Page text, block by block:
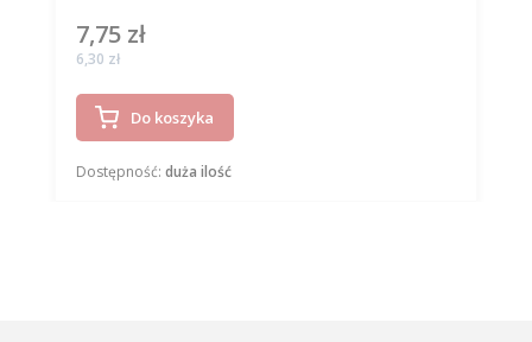
Cena
7,75 zł
Cena
6,30 zł
Do koszyka
Dostępność: duża ilość